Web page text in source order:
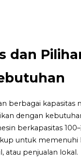
dan
berbagai kapasitas
dengan
berkapasitas
untuk memenuhi
atau penjualan lokal.